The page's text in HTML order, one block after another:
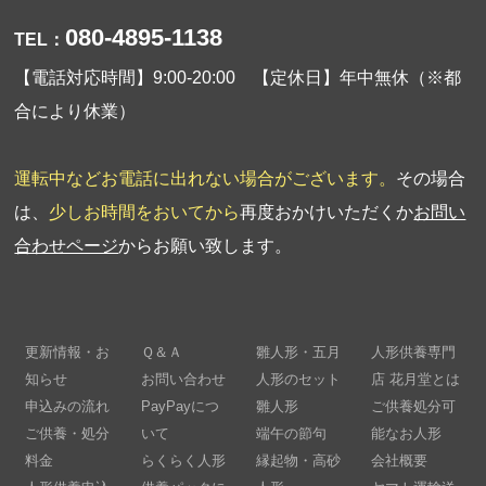
TEL： 080-4895-1138
【電話対応時間】9:00-20:00 【定休日】年中無休（※都
合により休業）
運転中などお電話に出れない場合がございます。 その場合
は、 少しお時間をおいてから再度おかけいただくかお問い
合わせページからお願い致します。
更新情報・お
知らせ
申込みの流れ
ご供養・処分
料金
Ｑ＆Ａ
お問い合わせ
PayPayにつ
いて
らくらく人形
雛人形・五月
人形のセット
雛人形
端午の節句
縁起物・高砂
人形供養専門
店 花月堂とは
ご供養処分可
能なお人形
会社概要